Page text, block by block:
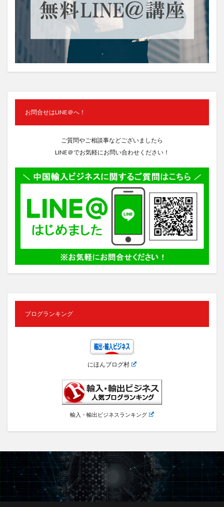
お問合せはLINE＠へ！
ご質問やご相談事などございましたら
LINE＠でお気軽にお問い合わせください！
ブログランキング
にほんブログ村
輸入・輸出ビジネスランキング